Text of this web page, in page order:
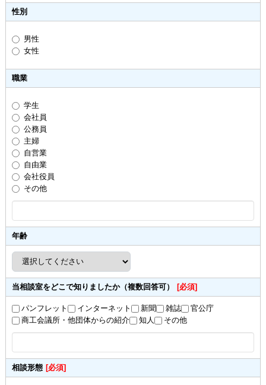
性別
男性
女性
職業
学生
会社員
公務員
主婦
自営業
自由業
会社役員
その他
年齢
当相談室をどこで知りましたか（複数回答可） [必須]
パンフレット インターネット 新聞 雑誌
官公庁
商工会議所・他団体からの紹介
知人 その他
相談形態 [必須]